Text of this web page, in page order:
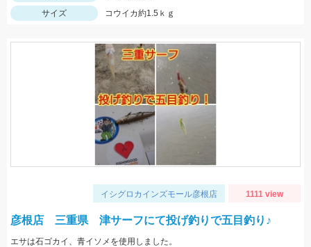
サイズ
コウイカ約1.5ｋｇ
イシグロカインズモール彦根店 1111 view
彦根店 三重県 津サーフにて投げ釣りで五目釣り♪
エサは石ゴカイ、青イソメを使用しました。